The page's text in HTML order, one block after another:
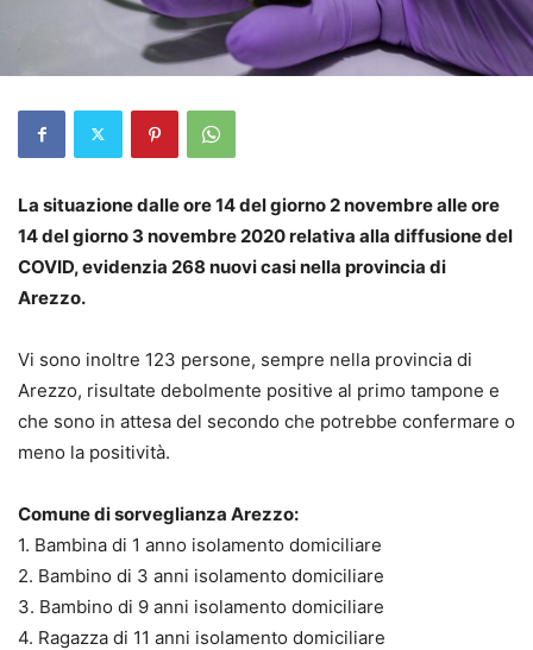
La situazione dalle ore 14 del giorno 2 novembre alle ore
14 del giorno 3 novembre 2020 relativa alla diffusione del
COVID, evidenzia 268 nuovi casi nella provincia di
Arezzo.
Vi sono inoltre 123 persone, sempre nella provincia di
Arezzo, risultate debolmente positive al primo tampone e
che sono in attesa del secondo che potrebbe confermare o
meno la positività.
Comune di sorveglianza Arezzo:
1. Bambina di 1 anno isolamento domiciliare
2. Bambino di 3 anni isolamento domiciliare
3. Bambino di 9 anni isolamento domiciliare
4. Ragazza di 11 anni isolamento domiciliare